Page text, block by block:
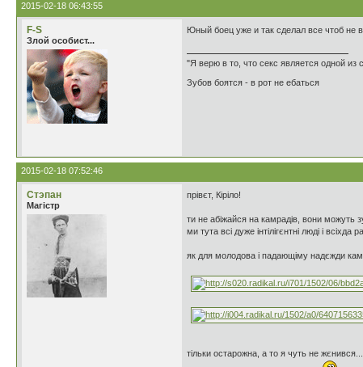
2015-02-18 06:43:55
F-S
Злой особист...
Юный боец уже и так сделал все чтоб не
"Я верю в то, что секс является одной
Зубов боятся - в рот не ебаться
2015-02-18 07:52:46
Стэпан
Магістр
прівєт, Кіріло!
ти не абіжайся на камрадів, вони можуть
ми тута всі дуже інтілігєнтні люді і
як для молодова і падающіму надєжди
тільки остарожна, а то я чуть не